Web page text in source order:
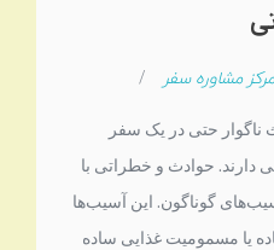
مشاوره سفر /
ناگوار حتی در یک سفر
دارند. حوادث و خطراتی با
گوناگون. این آسیب‌ها
یا مسمومیت غذایی ساده